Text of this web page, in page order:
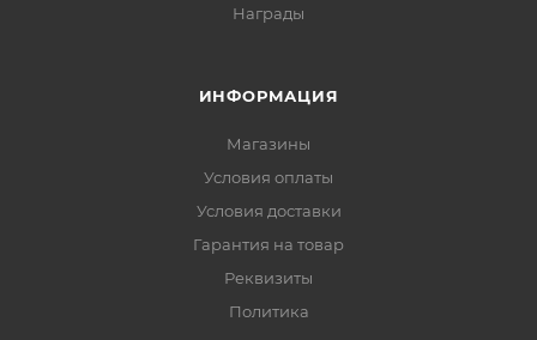
Награды
ИНФОРМАЦИЯ
Магазины
Условия оплаты
Условия доставки
Гарантия на товар
Реквизиты
Политика